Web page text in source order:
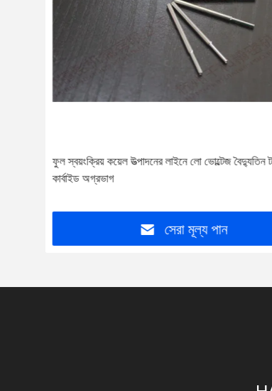
ফুল স্বয়ংক্রিয় কয়েল উত্পাদনের লাইনে লো ভোল্টেজ বৈদ্যুতিন
কার্বাইড অগ্রভাগ
সেরা মূল্য পান